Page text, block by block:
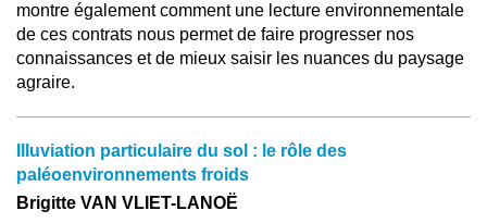
montre également comment une lecture environnementale
de ces contrats nous permet de faire progresser nos
connaissances et de mieux saisir les nuances du paysage
agraire.
Illuviation particulaire du sol : le rôle des
paléoenvironnements froids
Brigitte VAN VLIET-LANOË